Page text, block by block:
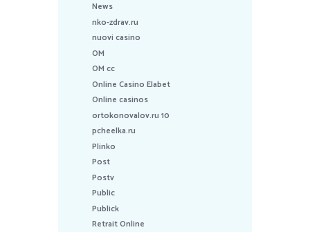
News
nko-zdrav.ru
nuovi casino
OM
OM cc
Online Casino Elabet
Online casinos
ortokonovalov.ru 10
pcheelka.ru
Plinko
Post
Postv
Public
Publick
Retrait Online